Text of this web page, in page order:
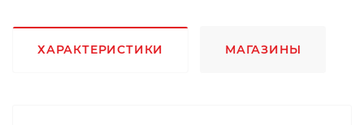
ХАРАКТЕРИСТИКИ МАГАЗИНЫ